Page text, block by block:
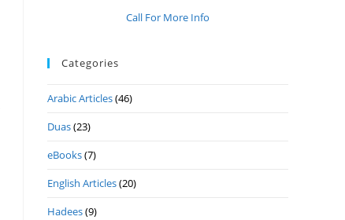
Call For More Info
Categories
Arabic Articles(46)
Duas(23)
eBooks(7)
English Articles(20)
Hadees(9)